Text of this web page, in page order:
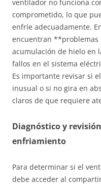
ventilador no funciona
comprometido, lo que
enfríe adecuadamente.
encuentran **problemas
acumulación de hielo en
fallos en el sistema
Es importante revisar si
inusual o si no gira en
claros de que requiere
Diagnóstico y
enfriamiento
Para determinar si el
debe acceder al